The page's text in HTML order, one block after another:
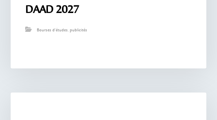
DAAD 2027
Bourses d'études,publicités